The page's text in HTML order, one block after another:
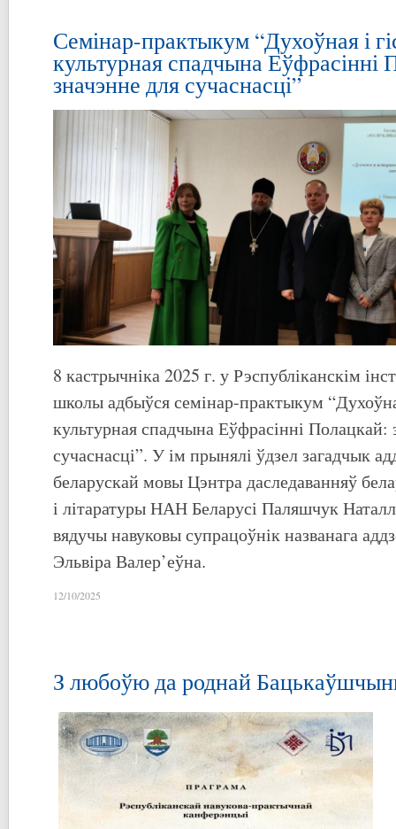
Семінар-практыкум “Духоўная і
культурная спадчына Еўфрасінні
значэнне для сучаснасці”
8 кастрычніка 2025 г. у Рэспубліканскім
школы адбыўся семінар-практыкум
культурная спадчына Еўфрасінні Полацкай:
сучаснасці”. У ім прынялі ўдзел загадчык
беларускай мовы Цэнтра даследаванняў
і літаратуры НАН Беларусі Паляшчук
вядучы навуковы супрацоўнік названага
Эльвіра Валер’еўна.
12/10/2025
З любоўю да роднай